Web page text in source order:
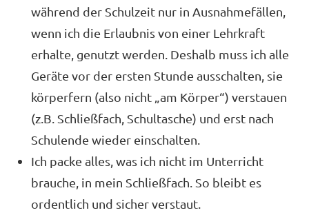
während der Schulzeit nur in Ausnahmefällen,
wenn ich die Erlaubnis von einer Lehrkraft
erhalte, genutzt werden. Deshalb muss ich alle
Geräte vor der ersten Stunde ausschalten, sie
körperfern (also nicht „am Körper“) verstauen
(z.B. Schließfach, Schultasche) und erst nach
Schulende wieder einschalten.
Ich packe alles, was ich nicht im Unterricht
brauche, in mein Schließfach. So bleibt es
ordentlich und sicher verstaut.